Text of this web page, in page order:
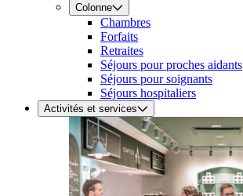
Colonne
Chambres
Forfaits
Retraites
Séjours pour proches aidants
Séjours pour soignants
Séjours hospitaliers
Activités et services